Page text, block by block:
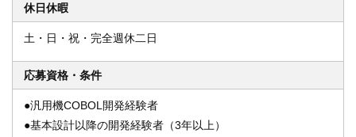
休日休暇
土・日・祝・完全週休二日
応募資格・条件
●汎用機COBOL開発経験者
●基本設計以降の開発経験者（3年以上）